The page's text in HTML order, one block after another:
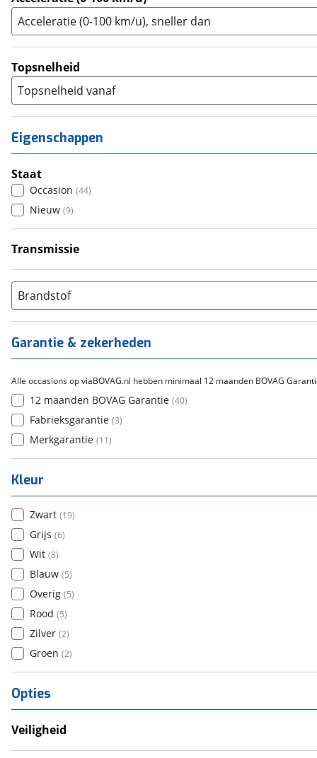
Acceleratie (0-100 km/u), sneller dan
Topsnelheid
Topsnelheid vanaf
Eigenschappen
Staat
Occasion (44)
Nieuw (9)
Transmissie
Automatisch (7)
Brandstof
Garantie & zekerheden
Alle occasions op viaBOVAG.nl hebben minimaal 12 maanden BOVAG
12 maanden BOVAG Garantie (40)
Fabrieksgarantie (3)
Merkgarantie (11)
Kleur
Zwart (19)
Grijs (6)
Wit (8)
Blauw (5)
Overig (5)
Rood (5)
Zilver (2)
Groen (2)
Opties
Veiligheid